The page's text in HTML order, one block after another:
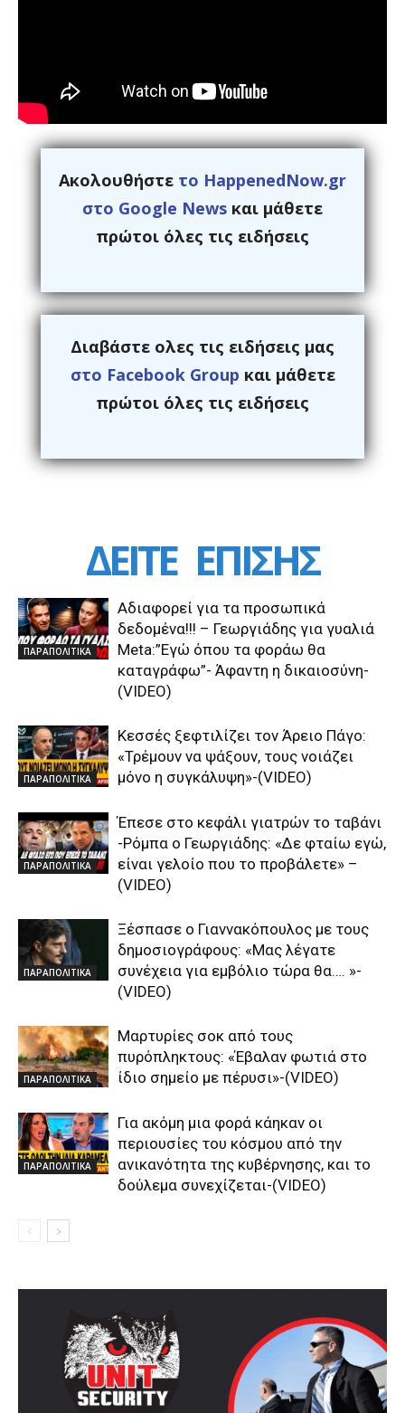
Ακολουθήστε το HappenedNow.gr
στο Google News και μάθετε
πρώτοι όλες τις ειδήσεις
Διαβάστε ολες τις ειδήσεις μας
στο Facebook Group και μάθετε
πρώτοι όλες τις ειδήσεις
ΔΕΙΤΕ ΕΠΙΣΗΣ
ΠΑΡΑΠΟΛΙΤΙΚΑ
Αδιαφορεί για τα προσωπικά
δεδομένα!!! – Γεωργιάδης για γυαλιά
Μeta:”Εγώ όπου τα φοράω θα
καταγράφω”- Άφαντη η δικαιοσύνη-
(VIDEO)
ΠΑΡΑΠΟΛΙΤΙΚΑ
Κεσσές ξεφτιλίζει τον Άρειο Πάγο:
«Τρέμουν να ψάξουν, τους νοιάζει
μόνο η συγκάλυψη»-(VIDEO)
ΠΑΡΑΠΟΛΙΤΙΚΑ
Έπεσε στο κεφάλι γιατρών το ταβάνι
-Ρόμπα ο Γεωργιάδης: «Δε φταίω εγώ,
είναι γελοίο που το προβάλετε» –
(VIDEO)
ΠΑΡΑΠΟΛΙΤΙΚΑ
Ξέσπασε ο Γιαννακόπουλος με τους
δημοσιογράφους: «Μας λέγατε
συνέχεια για εμβόλιο τώρα θα…. »-
(VIDEO)
ΠΑΡΑΠΟΛΙΤΙΚΑ
Μαρτυρίες σοκ από τους
πυρόπληκτους: «Έβαλαν φωτιά στο
ίδιο σημείο με πέρυσι»-(VIDEO)
ΠΑΡΑΠΟΛΙΤΙΚΑ
Για ακόμη μια φορά κάηκαν οι
περιουσίες του κόσμου από την
ανικανότητα της κυβέρνησης, και το
δούλεμα συνεχίζεται-(VIDEO)